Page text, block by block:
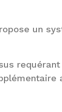
un
requérant